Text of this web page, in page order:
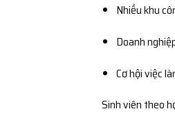
Nhiều khu
Doanh
Cơ hội việc
Sinh viên theo